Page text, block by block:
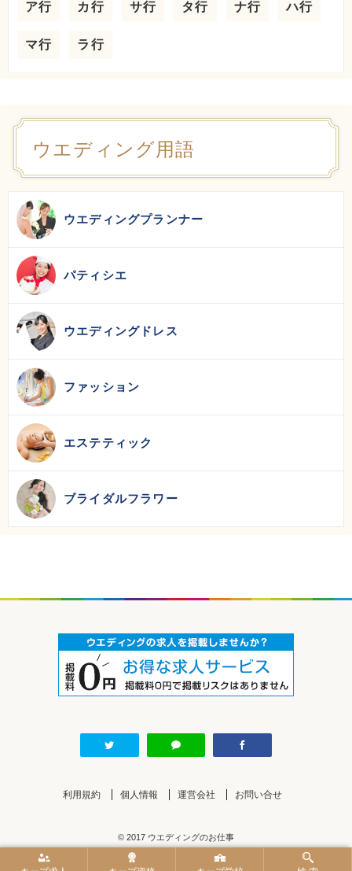
ア行 カ行 サ行 タ行 ナ行 ハ行
マ行 ラ行
ウエディング用語
ウエディングプランナー
パティシエ
ウエディングドレス
ファッション
エステティック
ブライダルフラワー
利用規約 個人情報 運営会社 お問い合せ
© 2017 ウエディングのお仕事